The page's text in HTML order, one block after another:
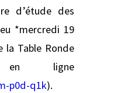
d’étude des
*mercredi 19
la Table Ronde
en ligne
p0d-q1k).